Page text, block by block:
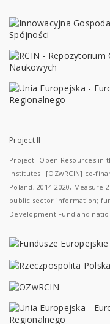
Project II
Project "Open Resources in
Institutes" [OZwRCIN] co-
Poland, 2014-2020, Measure
public sector information;
Development Fund and